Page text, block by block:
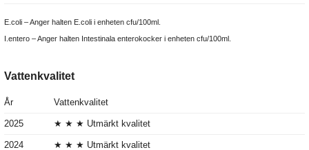
E.coli – Anger halten E.coli i enheten cfu/100ml.
I.entero – Anger halten Intestinala enterokocker i enheten cfu/100ml.
Vattenkvalitet
År Vattenkvalitet
2025 ★ ★ ★ Utmärkt kvalitet
2024 ★ ★ ★ Utmärkt kvalitet